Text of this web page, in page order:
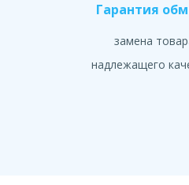
Гарантия
замена
надлежащего